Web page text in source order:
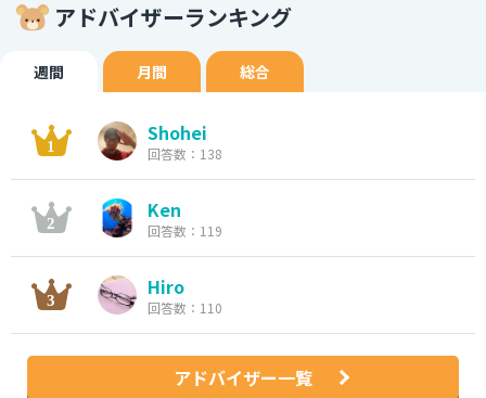
アドバイザーランキング
週間 月間 総合
Shohei
回答数：138
Ken
回答数：119
Hiro
回答数：110
アドバイザー一覧